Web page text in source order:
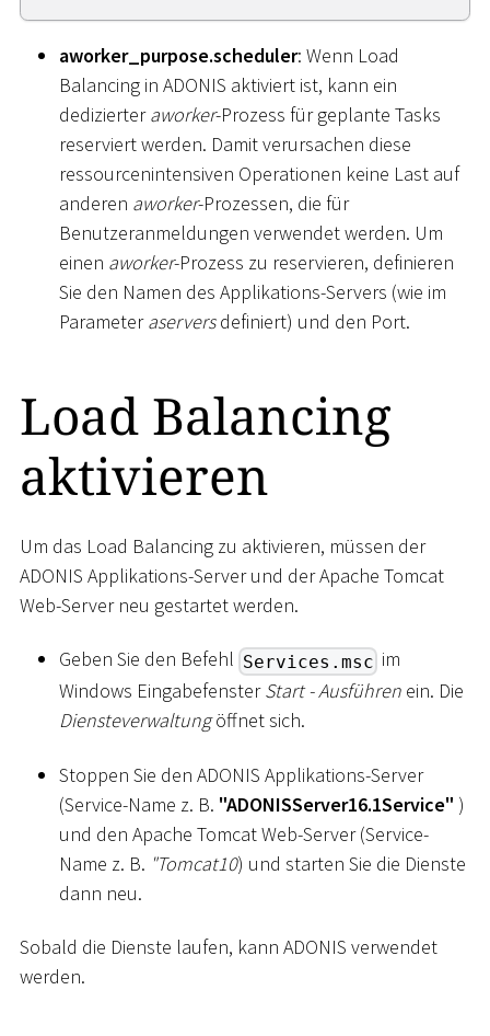
aworker_purpose.scheduler: Wenn Load
Balancing in ADONIS aktiviert ist, kann ein
dedizierteraworker-Prozess für geplante Tasks
reserviert werden. Damit verursachen diese
ressourcenintensiven Operationen keine Last auf
anderen aworker-Prozessen, die für
Benutzeranmeldungen verwendet werden. Um
einen aworker-Prozess zu reservieren, definieren
Sie den Namen des Applikations-Servers (wie im
Parameteraserversdefiniert) und den Port.
Load Balancing
aktivieren
Um das Load Balancing zu aktivieren, müssen der
ADONIS Applikations-Server und der Apache Tomcat
Web-Server neu gestartet werden.
Geben Sie den Befehl Services.msc im
Windows EingabefensterStart - Ausführen ein. Die
Diensteverwaltungöffnet sich.
Stoppen Sie den ADONIS Applikations-Server
(Service-Name z. B. "ADONISServer16.1Service" )
und den Apache Tomcat Web-Server (Service-
Name z. B. "Tomcat10) und starten Sie die Dienste
dann neu.
Sobald die Dienste laufen, kann ADONIS verwendet
werden.